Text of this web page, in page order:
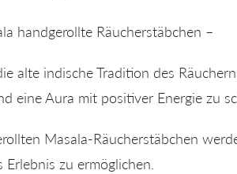
handgerollte Räucherstäbchen –
alte indische Tradition des
eine Aura mit positiver Energie zu
Masala-Räucherstäbchen
Erlebnis zu ermöglichen.